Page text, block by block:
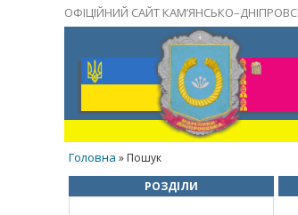
ОФІЦІЙНИЙ САЙТ
Головна » Пошук
РОЗДІЛИ